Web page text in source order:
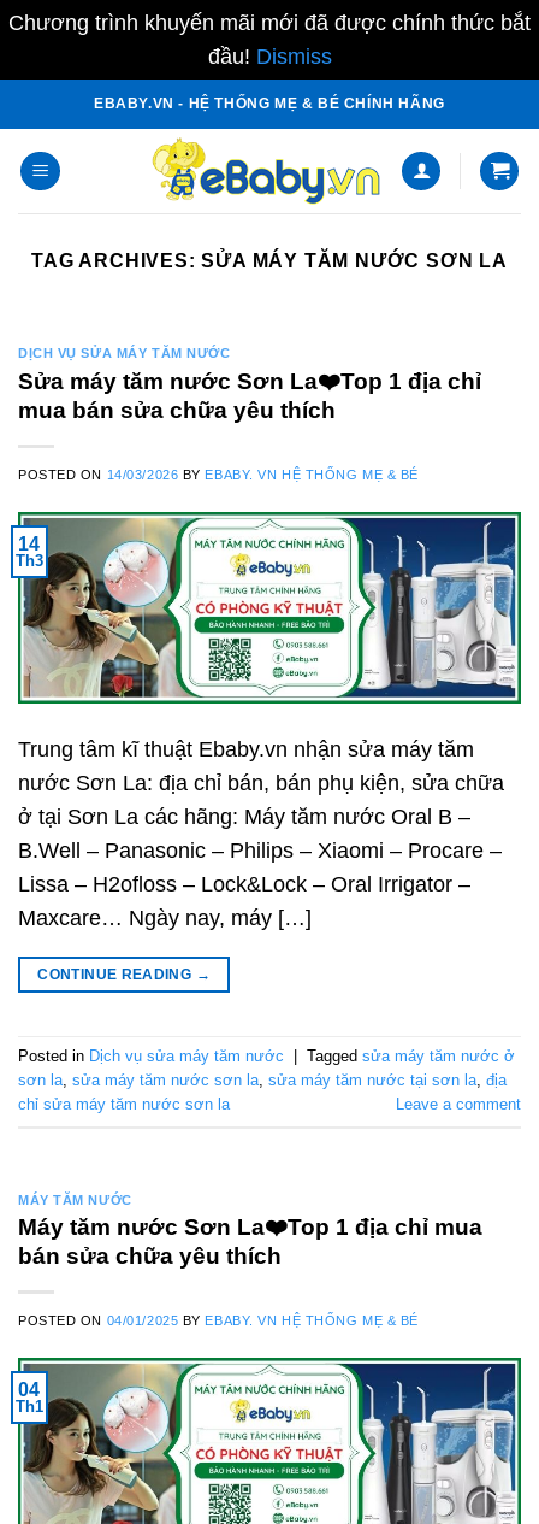
Chương trình khuyến mãi mới đã được chính thức bắt
đầu! Dismiss
content
EBABY.VN - HỆ THỐNG MẸ & BÉ CHÍNH HÃNG
TAG ARCHIVES:SỬA MÁY TĂM NƯỚC SƠN LA
DỊCH VỤ SỬA MÁY TĂM NƯỚC
Sửa máy tăm nước Sơn La❤️️Top 1 địa chỉ
mua bán sửa chữa yêu thích
POSTED ON 14/03/2026 BY EBABY. VN HỆ THỐNG MẸ & BÉ
14
Th3
Trung tâm kĩ thuật Ebaby.vn nhận sửa máy tăm
nước Sơn La: địa chỉ bán, bán phụ kiện, sửa chữa
ở tại Sơn La các hãng: Máy tăm nước Oral B –
B.Well – Panasonic – Philips – Xiaomi – Procare –
Lissa – H2ofloss – Lock&Lock – Oral Irrigator –
Maxcare… Ngày nay, máy […]
CONTINUE READING →
Posted in Dịch vụ sửa máy tăm nước Tagged sửa máy tăm nước ở
sơn la sửa máy tăm nước sơn la sửa máy tăm nước tại sơn la địa
chỉ sửa máy tăm nước sơn la
Leave a comment
MÁY TĂM NƯỚC
Máy tăm nước Sơn La❤️️Top 1 địa chỉ mua
bán sửa chữa yêu thích
POSTED ON 04/01/2025 BY EBABY. VN HỆ THỐNG MẸ & BÉ
04
Th1